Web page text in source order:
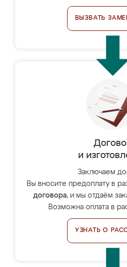
ВЫЗВАТЬ
и
Заключаем
Вы вносите предоплату в
договора, и мы отдаём
Возможна оплата в
УЗНАТЬ О